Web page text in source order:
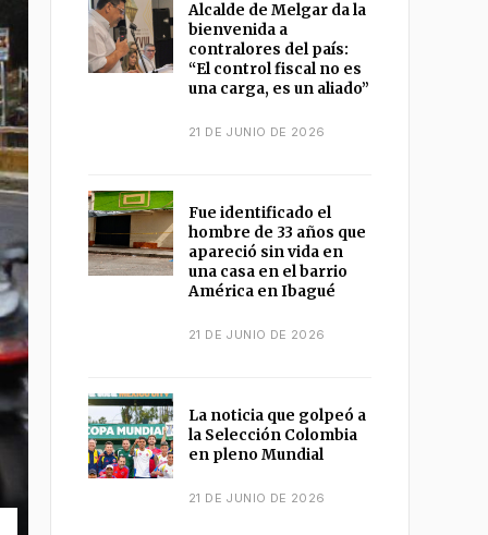
Alcalde de Melgar da la
bienvenida a
contralores del país:
“El control fiscal no es
una carga, es un aliado”
21 DE JUNIO DE 2026
Fue identificado el
hombre de 33 años que
apareció sin vida en
una casa en el barrio
América en Ibagué
21 DE JUNIO DE 2026
La noticia que golpeó a
la Selección Colombia
en pleno Mundial
21 DE JUNIO DE 2026